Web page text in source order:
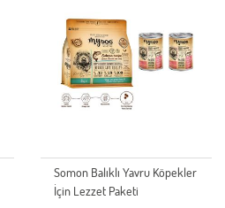
Somon Balıklı Yavru Köpekler
İçin Lezzet Paketi